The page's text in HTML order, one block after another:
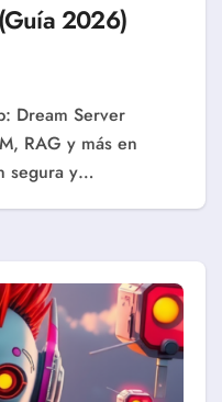
2026)
RAG y más en
segura y…